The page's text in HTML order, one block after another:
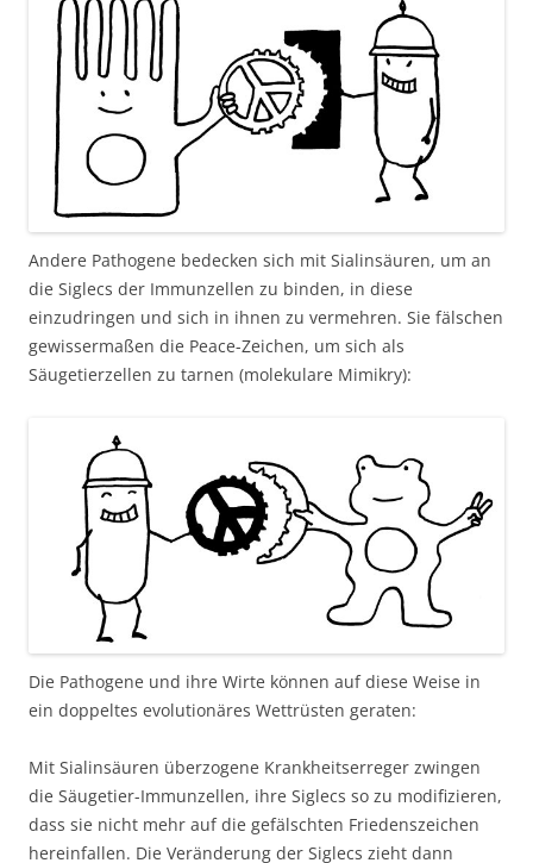
Andere Pathogene bedecken sich mit Sialinsäuren, um an
die Siglecs der Immunzellen zu binden, in diese
einzudringen und sich in ihnen zu vermehren. Sie fälschen
gewissermaßen die Peace-Zeichen, um sich als
Säugetierzellen zu tarnen (molekulare Mimikry):
Die Pathogene und ihre Wirte können auf diese Weise in
ein doppeltes evolutionäres Wettrüsten geraten:
Mit Sialinsäuren überzogene Krankheitserreger zwingen
die Säugetier-Immunzellen, ihre Siglecs so zu modifizieren,
dass sie nicht mehr auf die gefälschten Friedenszeichen
hereinfallen. Die Veränderung der Siglecs zieht dann